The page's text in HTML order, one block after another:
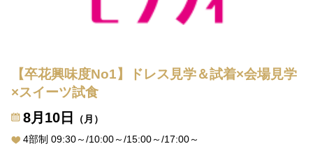
【卒花興味度No1】ドレス見学＆試着×会場見学
×スイーツ試食
8月10日
（月）
4部制 09:30～/10:00～/15:00～/17:00～